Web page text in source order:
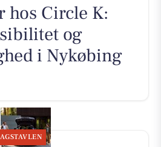
hos Circle K:
og
i Nykøbing